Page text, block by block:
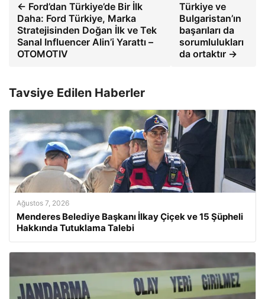
← Ford’dan Türkiye’de Bir İlk
Daha: Ford Türkiye, Marka
Stratejisinden Doğan İlk ve Tek
Sanal Influencer Alin’i Yarattı –
OTOMOTIV
Türkiye ve
Bulgaristan’ın
başarıları da
sorumlulukları
da ortaktır →
Tavsiye Edilen Haberler
Ağustos 7, 2026
Menderes Belediye Başkanı İlkay Çiçek ve 15 Şüpheli
Hakkında Tutuklama Talebi